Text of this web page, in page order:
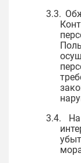
3.3.
3.4.